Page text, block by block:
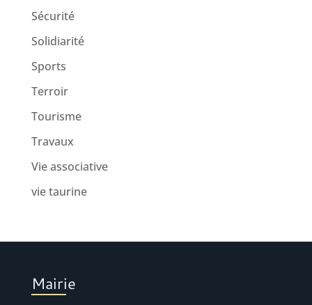
Sécurité
Solidiarité
Sports
Terroir
Tourisme
Travaux
Vie associative
vie taurine
Mairie